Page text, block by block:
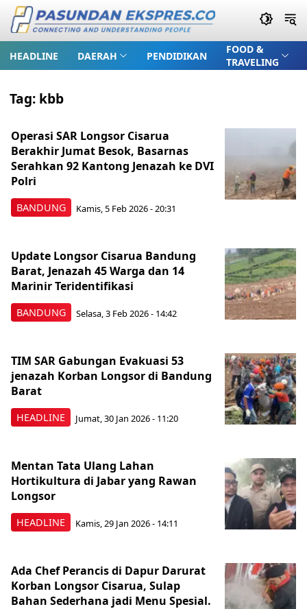
HEADLINE DAERAH PENDIDIKAN
FOOD &
TRAVELING
Tag: kbb
BANDUNG
Operasi SAR Longsor Cisarua
Berakhir Jumat Besok, Basarnas
Serahkan 92 Kantong Jenazah ke DVI
Polri
Kamis, 5 Feb 2026 - 20:31
BANDUNG
Update Longsor Cisarua Bandung
Barat, Jenazah 45 Warga dan 14
Marinir Teridentifikasi
Selasa, 3 Feb 2026 - 14:42
HEADLINE
TIM SAR Gabungan Evakuasi 53
jenazah Korban Longsor di Bandung
Barat
Jumat, 30 Jan 2026 - 11:20
HEADLINE
Mentan Tata Ulang Lahan
Hortikultura di Jabar yang Rawan
Longsor
Kamis, 29 Jan 2026 - 14:11
Ada Chef Perancis di Dapur Darurat
Korban Longsor Cisarua, Sulap
Bahan Sederhana jadi Menu Spesial.